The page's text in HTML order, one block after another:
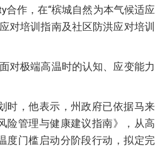
合作，在“槟城自然为本气候适应
对培训指南及社区防洪应对培训
对极端高温时的认知、应变能力
时，他表示，州政府已依据马来
险管理与健康建议指南》，从高
度门槛启动分阶段行动，拟定完